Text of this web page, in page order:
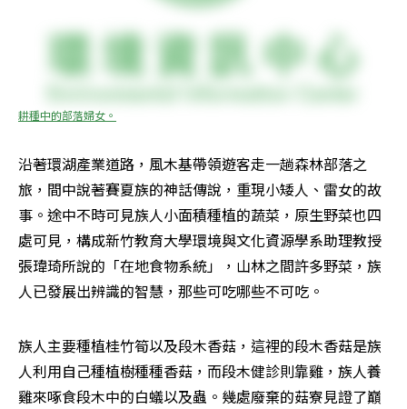
耕種中的部落婦女。
沿著環湖產業道路，風木基帶領遊客走一趟森林部落之
旅，間中說著賽夏族的神話傳說，重現小矮人、雷女的故
事。途中不時可見族人小面積種植的蔬菜，原生野菜也四
處可見，構成新竹教育大學環境與文化資源學系助理教授
張瑋琦所說的「在地食物系統」，山林之間許多野菜，族
人已發展出辨識的智慧，那些可吃哪些不可吃。
族人主要種植桂竹筍以及段木香菇，這裡的段木香菇是族
人利用自己種植樹種種香菇，而段木健診則靠雞，族人養
雞來啄食段木中的白蟻以及蟲。幾處廢棄的菇寮見證了巔